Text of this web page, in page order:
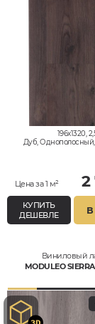
196x1320,
Дуб,
Цена за 1 м² 2
КУПИТЬ
ДЕШЕВЛЕ
Виниловый
MODULEO